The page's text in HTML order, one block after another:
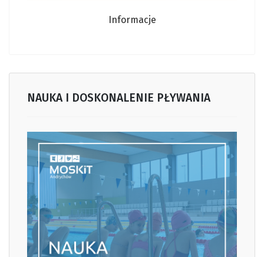
Informacje
NAUKA I DOSKONALENIE PŁYWANIA